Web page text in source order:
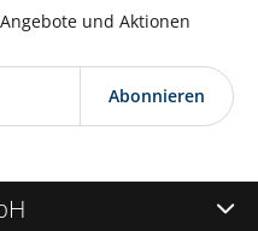
und Aktionen
Abonnieren